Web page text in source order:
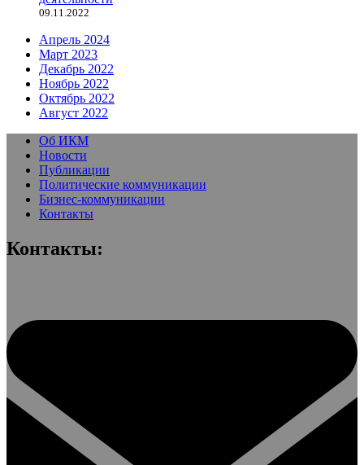
09.11.2022
Апрель 2024
Март 2023
Декабрь 2022
Ноябрь 2022
Октябрь 2022
Август 2022
Об ИКМ
Новости
Публикации
Политические коммуникации
Бизнес-коммуникации
Контакты
Контакты: